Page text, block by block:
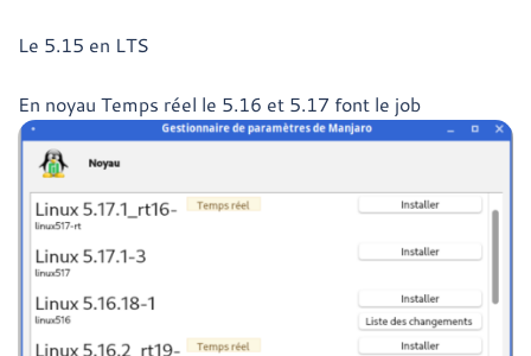
Le 5.15 en LTS
En noyau Temps réel le 5.16 et 5.17 font le job